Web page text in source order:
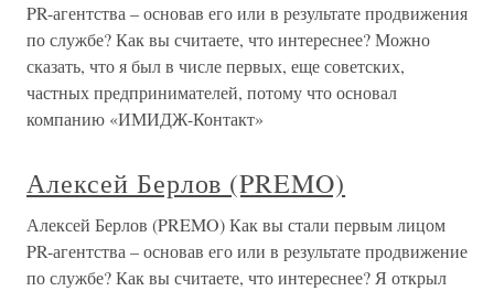
PR-агентства – основав его или в результате продвижения
по службе? Как вы считаете, что интереснее? Можно
сказать, что я был в числе первых, еще советских,
частных предпринимателей, потому что основал
компанию «ИМИДЖ-Контакт»
Алексей Берлов (PREMO)
Алексей Берлов (PREMO) Как вы стали первым лицом
PR-агентства – основав его или в результате продвижение
по службе? Как вы считаете, что интереснее? Я открыл